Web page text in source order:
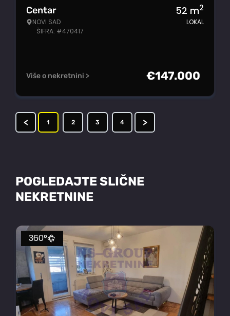
Centar
NOVI SAD
ŠIFRA: #470417
52 m2
LOKAL
Više o nekretnini > €147.000
< 1 2 3 4 >
POGLEDAJTE SLIČNE
NEKRETNINE
360°